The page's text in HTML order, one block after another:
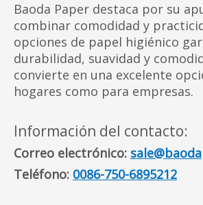
Baoda Paper destaca por su
combinar comodidad y
opciones de papel higiénico
durabilidad, suavidad y
convierte en una excelente
hogares como para empresas.
Información del contacto:
Correo electrónico:
Teléfono: 0086-750-6895212